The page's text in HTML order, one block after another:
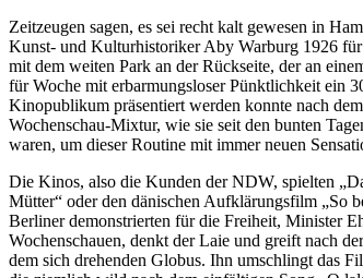
Zeitzeugen sagen, es sei recht kalt gewesen in
Kunst- und Kulturhistoriker Aby Warburg 1926
mit dem weiten Park an der Rückseite, der an
für Woche mit erbarmungsloser Pünktlichkeit ein
Kinopublikum präsentiert werden konnte nach
Wochenschau-Mixtur, wie sie seit den bunten
waren, um dieser Routine mit immer neuen
Die Kinos, also die Kunden der NDW, spielten
Mütter
oder den dänischen Aufklärungsfilm So
Berliner demonstrierten für die Freiheit, Minister
Wochenschauen, denkt der Laie und greift nach
dem sich drehenden Globus. Ihn umschlingt das